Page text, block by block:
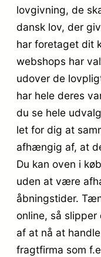
lovgivning, de
dansk lov, der
har foretaget dit
webshops har
udover de
har hele deres
du se hele
let for dig at
afhængig af, at
Du kan oven i
uden at være
åbningstider.
online, så
af at nå at
fragtfirma som